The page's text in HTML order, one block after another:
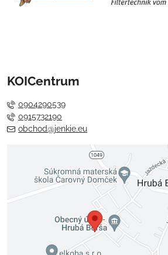
KOICentrum
0904290539
0915732190
obchod@jenkie.eu
Externý obsah je blokovaný
Voľbami súkromia
Prajete si načítať externý obsah?
Povoliť tentokrát